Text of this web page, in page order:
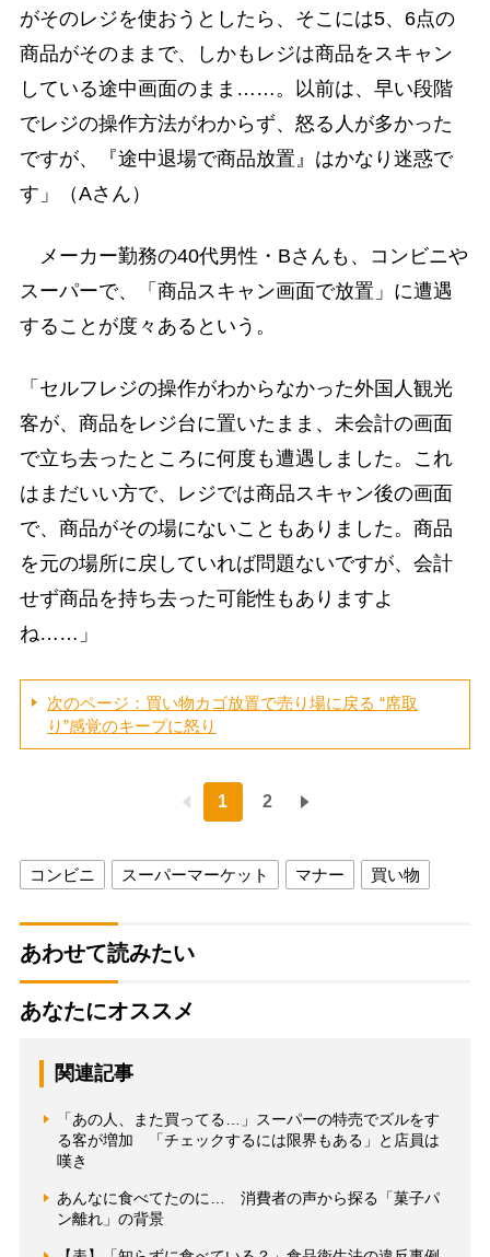
がそのレジを使おうとしたら、そこには5、6点の
商品がそのままで、しかもレジは商品をスキャン
している途中画面のまま……。以前は、早い段階
でレジの操作方法がわからず、怒る人が多かった
ですが、『途中退場で商品放置』はかなり迷惑で
す」（Aさん）
メーカー勤務の40代男性・Bさんも、コンビニや
スーパーで、「商品スキャン画面で放置」に遭遇
することが度々あるという。
「セルフレジの操作がわからなかった外国人観光
客が、商品をレジ台に置いたまま、未会計の画面
で立ち去ったところに何度も遭遇しました。これ
はまだいい方で、レジでは商品スキャン後の画面
で、商品がその場にないこともありました。商品
を元の場所に戻していれば問題ないですが、会計
せず商品を持ち去った可能性もありますよ
ね……」
次のページ：買い物カゴ放置で売り場に戻る “席取
り”感覚のキープに怒り
1 2
コンビニ スーパーマーケット マナー 買い物
あわせて読みたい
あなたにオススメ
関連記事
「あの人、また買ってる…」スーパーの特売でズルをす
る客が増加 「チェックするには限界もある」と店員は
嘆き
あんなに食べてたのに… 消費者の声から探る「菓子パ
ン離れ」の背景